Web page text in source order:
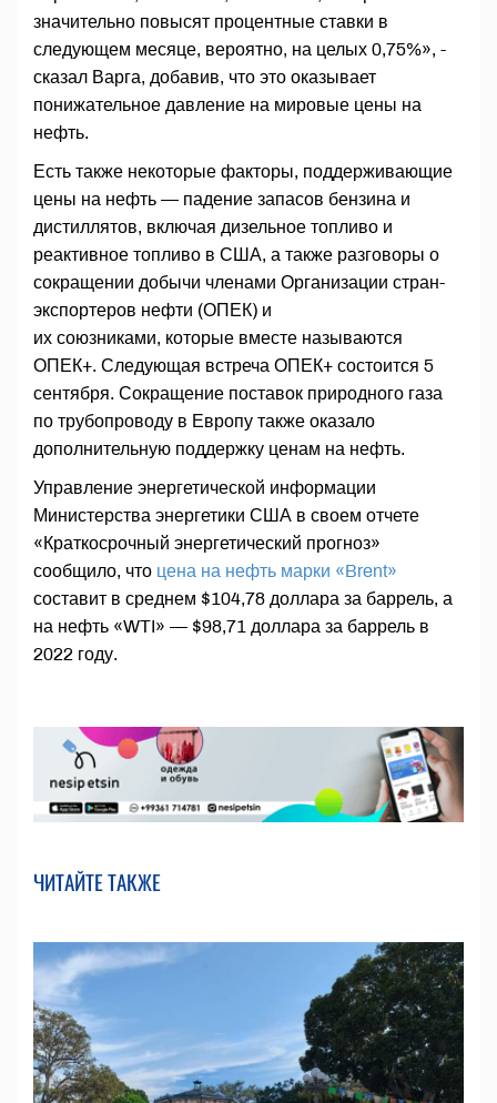
значительно повысят процентные ставки в
следующем месяце, вероятно, на целых 0,75%», -
сказал Варга, добавив, что это оказывает
понижательное давление на мировые цены на
нефть.
Есть также некоторые факторы, поддерживающие
цены на нефть — падение запасов бензина и
дистиллятов, включая дизельное топливо и
реактивное топливо в США, а также разговоры о
сокращении добычи членами Организации стран-
экспортеров нефти (ОПЕК) и
их союзниками, которые вместе называются
ОПЕК+. Следующая встреча ОПЕК+ состоится 5
сентября. Сокращение поставок природного газа
по трубопроводу в Европу также оказало
дополнительную поддержку ценам на нефть.
Управление энергетической информации
Министерства энергетики США в своем отчете
«Краткосрочный энергетический прогноз»
сообщило, что цена на нефть марки «Brent»
составит в среднем $104,78 доллара за баррель, а
на нефть «WTI» — $98,71 доллара за баррель в
2022 году.
ЧИТАЙТЕ ТАКЖЕ